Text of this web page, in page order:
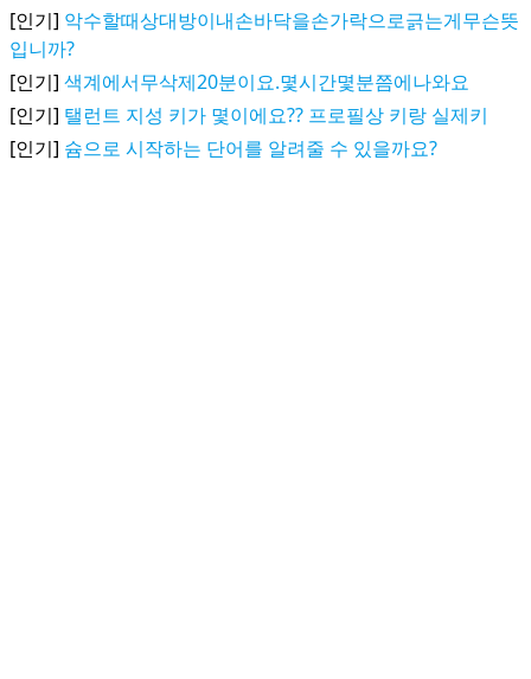
[인기] 악수할때상대방이내손바닥을손가락으로긁는게무슨뜻
입니까?
[인기] 색계에서무삭제20분이요.몇시간몇분쯤에나와요
[인기] 탤런트 지성 키가 몇이에요?? 프로필상 키랑 실제키
[인기] 슘으로 시작하는 단어를 알려줄 수 있을까요?